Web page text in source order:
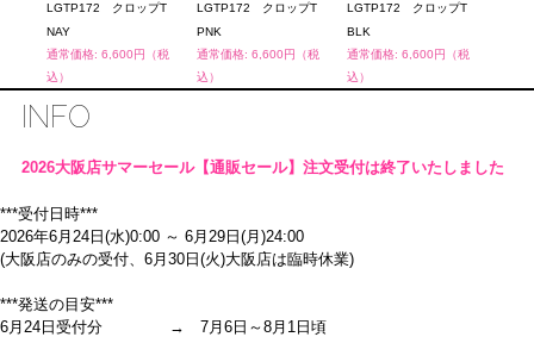
LGTP172 クロップT
NAY
通常価格: 6,600円（税
込）
LGTP172 クロップT
PNK
通常価格: 6,600円（税
込）
LGTP172 クロップT
BLK
通常価格: 6,600円（税
込）
INFO
2026大阪店サマーセール【通販セール】注文受付は終了いたしました
***受付日時***
2026年6月24日(水)0:00 ～ 6月29日(月)24:00
(大阪店のみの受付、6月30日(火)大阪店は臨時休業)
***発送の目安***
6月24日受付分 → 7月6日～8月1日頃